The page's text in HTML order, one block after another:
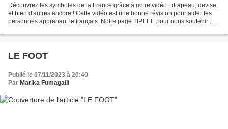
Découvrez les symboles de la France grâce à notre vidéo : drapeau, devise,
et bien d'autres encore ! Cette vidéo est une bonne révision pour aider les
personnes apprenant le français. Notre page TIPEEE pour nous soutenir :
LE FOOT
Publié le 07/11/2023 à 20:40
Par Marika Fumagalli